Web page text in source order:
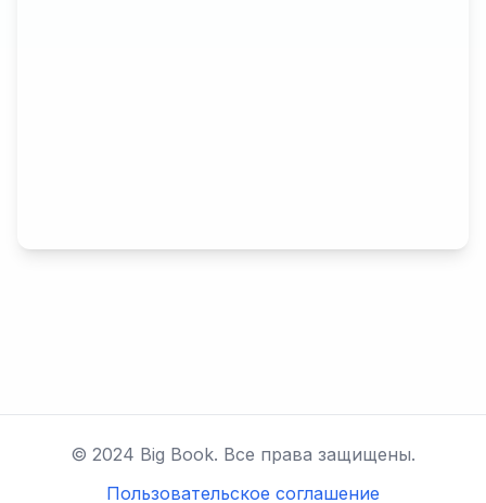
© 2024 Big Book. Все права защищены.
Пользовательское соглашение